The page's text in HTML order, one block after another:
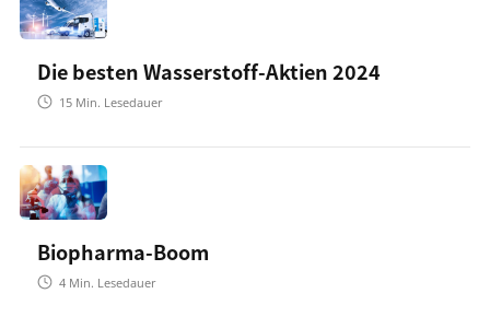
Die besten Wasserstoff-Aktien 2024
15 Min. Lesedauer
Biopharma-Boom
4 Min. Lesedauer